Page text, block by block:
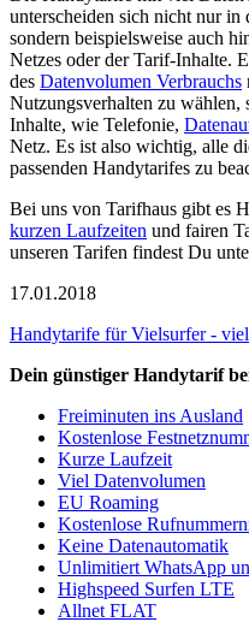
unterscheiden sich nicht nur
sondern beispielsweise auch
Netzes oder der Tarif-Inhalte.
des Datenvolumen Verbrauchs
Nutzungsverhalten zu wählen,
Inhalte, wie Telefonie,
Netz. Es ist also wichtig, alle
passenden Handytarifes zu
Bei uns von Tarifhaus gibt es
kurzen Laufzeiten und fairen
unseren Tarifen findest Du
17.01.2018
Handytarife für Vielsurfer -
Dein günstiger Handytarif
Freiminuten ins Ausland
Kostenlose
Kurze Laufzeit
Viel Datenvolumen
EU Roaming
Kostenlose
Keine Datenautomatik
Unlimitiert WhatsApp
Highspeed Surfen LTE
Allnet FLAT